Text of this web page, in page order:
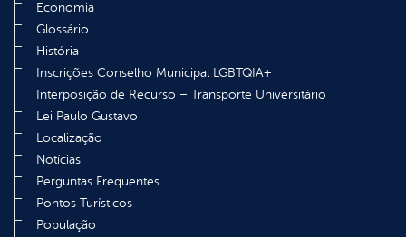
Economia
Glossário
História
Inscrições Conselho Municipal LGBTQIA+
Interposição de Recurso – Transporte Universitário
Lei Paulo Gustavo
Localização
Notícias
Perguntas Frequentes
Pontos Turísticos
População